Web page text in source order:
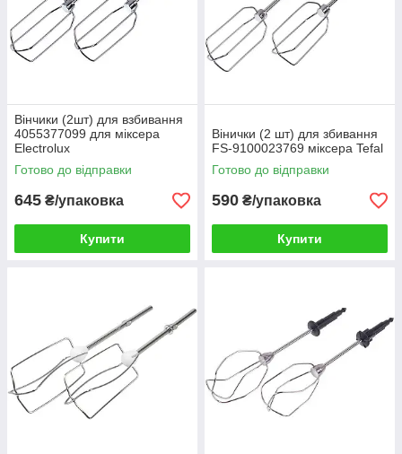
Вінчики (2шт) для взбивання
4055377099 для міксера
Electrolux
Готово до відправки
645 ₴/упаковка
Купити
Вінички (2 шт) для збивання
FS-9100023769 міксера Tefal
Готово до відправки
590 ₴/упаковка
Купити